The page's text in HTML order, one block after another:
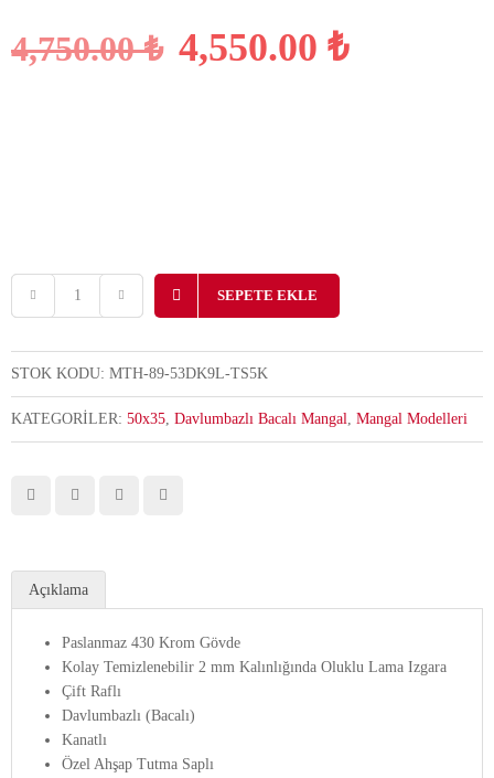
4,750.00₺ Orijinal
4,550.00 ₺Şu
SEPETE EKLE
STOK KODU: MTH-89-53DK9L‐TS5K
KATEGORILER: 50x35 Davlumbazlı Bacalı Mangal Mangal Modelleri
Açıklama
Paslanmaz 430 Krom Gövde
Kolay Temizlenebilir 2 mm Kalınlığında Oluklu Lama Izgara
Çift Raflı
Davlumbazlı (Bacalı)
Kanatlı
Özel Ahşap Tutma Saplı